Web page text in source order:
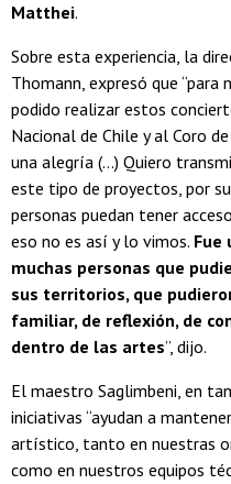
Matthei.
Sobre esta experiencia, la
Thomann, expresó que “para
podido realizar estos
Nacional de Chile y al Coro
una alegría (...) Quiero
este tipo de proyectos, por
personas puedan tener
eso no es así y lo vimos. Fue
muchas personas que
sus territorios, que
familiar, de reflexión, de
dentro de las artes”, dijo.
El maestro Saglimbeni, en
iniciativas “ayudan a
artístico, tanto en nuestras
como en nuestros equipos